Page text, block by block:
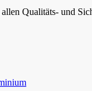
Qualitäts- und